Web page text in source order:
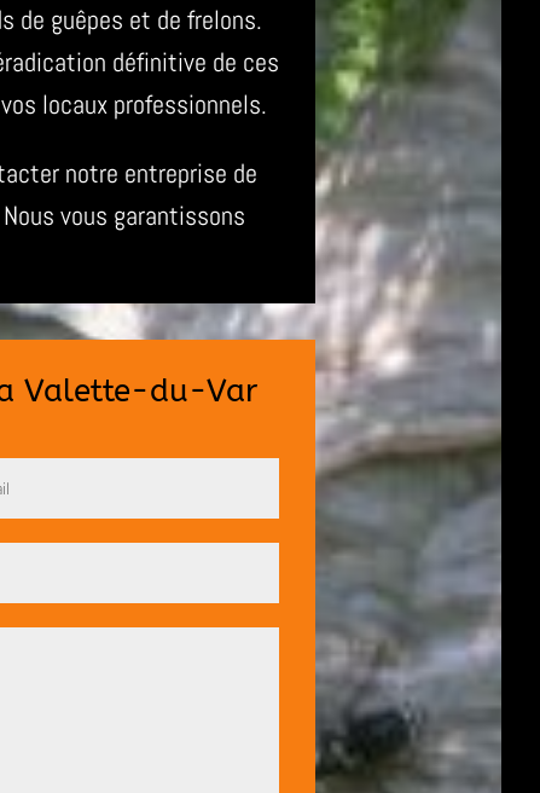
de guêpes et de frelons.
définitive de ces
locaux professionnels.
notre entreprise de
vous garantissons
Valette-du-Var